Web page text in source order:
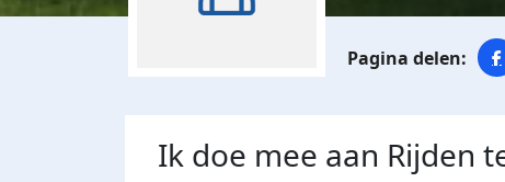
Ik doe mee aan Rijden